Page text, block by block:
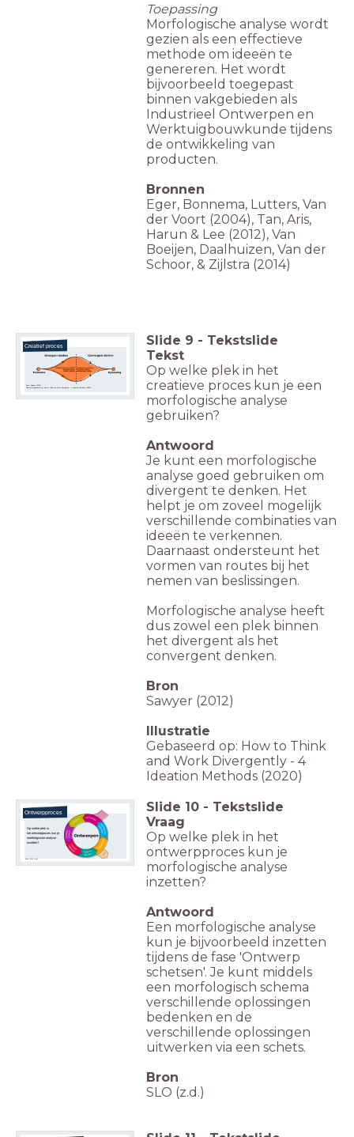
Toepassing
Morfologische analyse wordt
gezien als een effectieve
methode om ideeën te
genereren. Het wordt
bijvoorbeeld toegepast
binnen vakgebieden als
Industrieel Ontwerpen en
Werktuigbouwkunde tijdens
de ontwikkeling van
producten.
Bronnen
Eger, Bonnema, Lutters, Van
der Voort (2004), Tan, Aris,
Harun & Lee (2012), Van
Boeijen, Daalhuizen, Van der
Schoor, & Zijlstra (2014)
Creatief proces
Bron: Sawyer (2012)
Illustratie gebaseerd op:How to Think and Work Divergently - 4 Ideation Methods (2020)
Slide 9 - Tekstslide
Tekst
Op welke plek in het
creatieve proces kun je een
morfologische analyse
gebruiken?
Antwoord
Je kunt een morfologische
analyse goed gebruiken om
divergent te denken. Het
helpt je om zoveel mogelijk
verschillende combinaties van
ideeën te verkennen.
Daarnaast ondersteunt het
vormen van routes bij het
nemen van beslissingen.
Morfologische analyse heeft
dus zowel een plek binnen
het divergent als het
convergent denken.
Bron
Sawyer (2012)
Illustratie
Gebaseerd op: How to Think
and Work Divergently - 4
Ideation Methods (2020)
Op welke plek in
het ontwerpproces kun je
morfologische analyse
inzetten?
Ontwerpproces
Bron: SLO (z.d)
Slide 10 - Tekstslide
Vraag
Op welke plek in het
ontwerpproces kun je
morfologische analyse
inzetten?
Antwoord
Een morfologische analyse
kun je bijvoorbeeld inzetten
tijdens de fase 'Ontwerp
schetsen'. Je kunt middels
een morfologisch schema
verschillende oplossingen
bedenken en de
verschillende oplossingen
uitwerken via een schets.
Bron
SLO (z.d.)